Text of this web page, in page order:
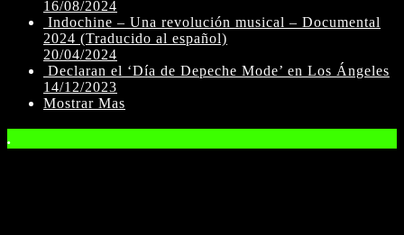
16/08/2024
Indochine – Una revolución musical – Documental
2024 (Traducido al español)
20/04/2024
Declaran el ‘Día de Depeche Mode’ en Los Ángeles
14/12/2023
Mostrar Mas
.